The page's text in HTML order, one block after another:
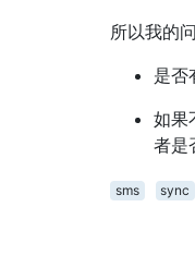
所以我的
是否
如果
者是
sms sync